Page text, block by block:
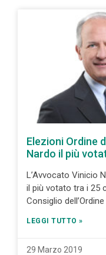
Elezioni Ordine
Nardo il più
L’Avvocato Vinicio
il più votato tra i 25
Consiglio
LEGGI TUTTO »
29 Marzo 2019